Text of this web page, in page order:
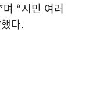
며 “시민 여러
다.